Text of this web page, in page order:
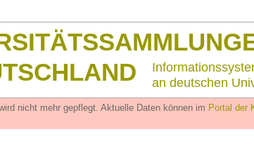
an deutschen
nicht mehr gepflegt. Aktuelle Daten können im Portal der